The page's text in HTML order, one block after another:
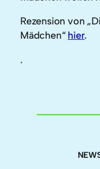
Rezension von
Mädchen“ hier.
.